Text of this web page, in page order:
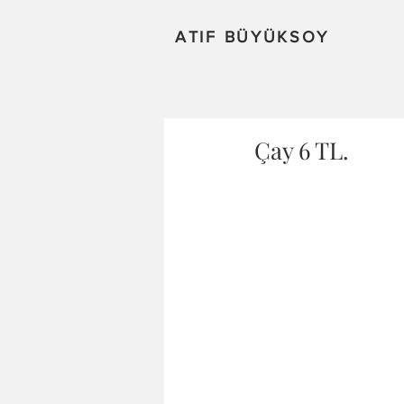
ATIF BÜYÜKSOY
Çay 6 TL.